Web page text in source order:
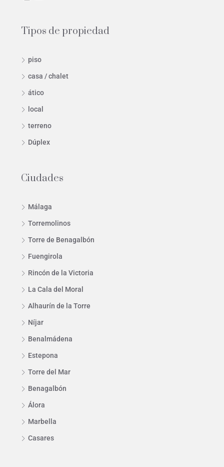
Tipos de propiedad
piso
casa / chalet
ático
local
terreno
Dúplex
Ciudades
Málaga
Torremolinos
Torre de Benagalbón
Fuengirola
Rincón de la Victoria
La Cala del Moral
Alhaurín de la Torre
Níjar
Benalmádena
Estepona
Torre del Mar
Benagalbón
Álora
Marbella
Casares